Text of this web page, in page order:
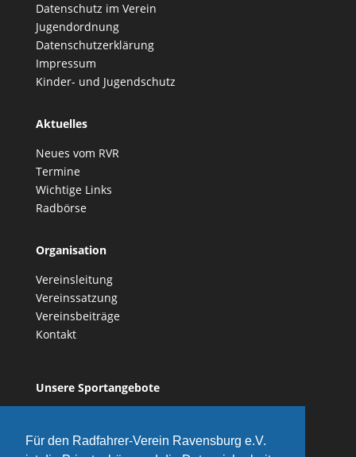
Für den Radfahrer-Verein Ravensburg e.V.
Datenschutz im Verein
Jugendordnung
Datenschutzerklärung
Impressum
Kinder- und Jugendschutz
Aktuelles
Neues vom RVR
Termine
Wichtige Links
Radbörse
Organisation
Vereinsleitung
Vereinssatzung
Vereinsbeiträge
Kontakt
Unsere Sportangebote